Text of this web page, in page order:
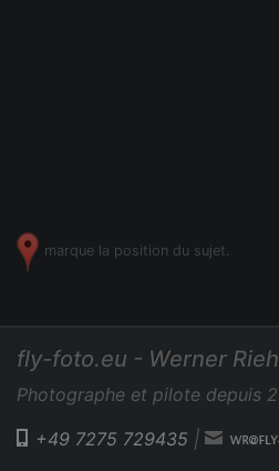
marque la position du sujet.
fly-foto.eu - Werner
Photographe et pilote depuis
+49 7275 729435 |